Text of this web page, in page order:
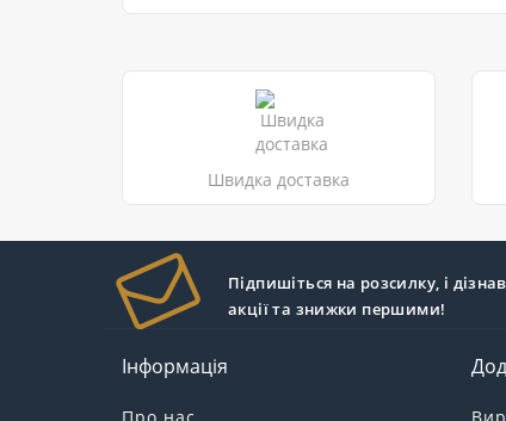
Швидка доставка
Підпишіться на розсилку, і
акції та знижки першими!
Інформація